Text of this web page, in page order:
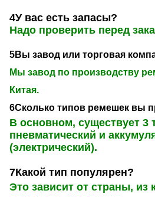
4У вас есть запасы?
Надо проверить перед
5Вы завод или торговая
Мы завод по производству
Китая.
6Сколько типов ремешек вы
В основном, существует 3
пневматический и
(электрический).
7Какой тип популярен?
Это зависит от страны, из